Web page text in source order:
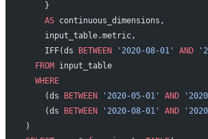
    }
    AS
continuous_dimensions,
    input_table.metric,
    IFF(ds
BETWEEN '2020-08-01' AND
  FROM
input_table
  WHERE
    (ds
BETWEEN '2020-05-01' AND
    (ds
BETWEEN '2020-08-01' AND
)